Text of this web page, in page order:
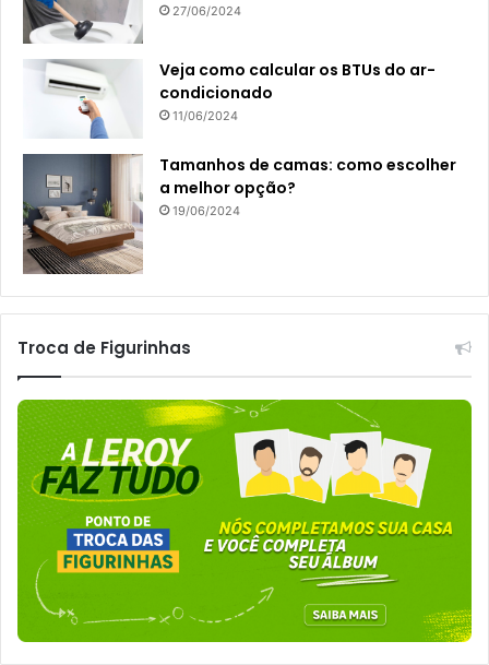
27/06/2024
Veja como calcular os BTUs do ar-
condicionado
11/06/2024
Tamanhos de camas: como escolher
a melhor opção?
19/06/2024
Troca de Figurinhas